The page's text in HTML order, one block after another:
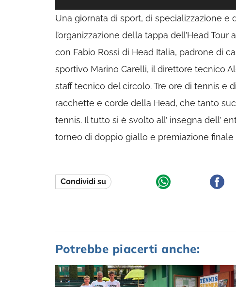
Una giornata di sport, di specializzazione e
l’organizzazione della tappa dell’Head
con Fabio Rossi di Head Italia, padrone di
sportivo Marino Carelli, il direttore tecnico
staff tecnico del circolo. Tre ore di tennis e
racchette e corde della Head, che tanto
tennis. Il tutto si è svolto all’ insegna dell’
torneo di doppio giallo e premiazione finale
Condividi su
Potrebbe piacerti anche: